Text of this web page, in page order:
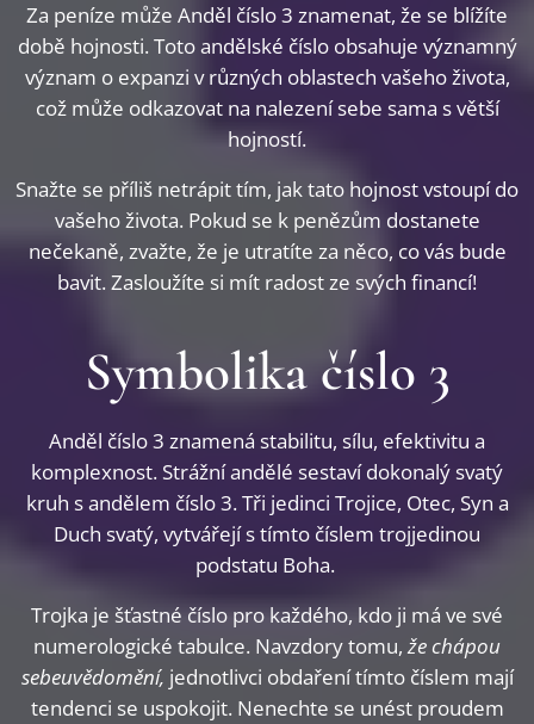
Za peníze může Anděl číslo 3 znamenat, že se blížíte
době hojnosti. Toto andělské číslo obsahuje významný
význam o expanzi v různých oblastech vašeho života,
což může odkazovat na nalezení sebe sama s větší
hojností.
Snažte se příliš netrápit tím, jak tato hojnost vstoupí do
vašeho života. Pokud se k penězům dostanete
nečekaně, zvažte, že je utratíte za něco, co vás bude
bavit. Zasloužíte si mít radost ze svých financí!
Symbolika číslo 3
Anděl číslo 3 znamená stabilitu, sílu, efektivitu a
komplexnost. Strážní andělé sestaví dokonalý svatý
kruh s andělem číslo 3. Tři jedinci Trojice, Otec, Syn a
Duch svatý, vytvářejí s tímto číslem trojjedinou
podstatu Boha.
Trojka je šťastné číslo pro každého, kdo ji má ve své
numerologické tabulce. Navzdory tomu,že chápou
sebeuvědomění, jednotlivci obdaření tímto číslem mají
tendenci se uspokojit. Nenechte se unést proudem